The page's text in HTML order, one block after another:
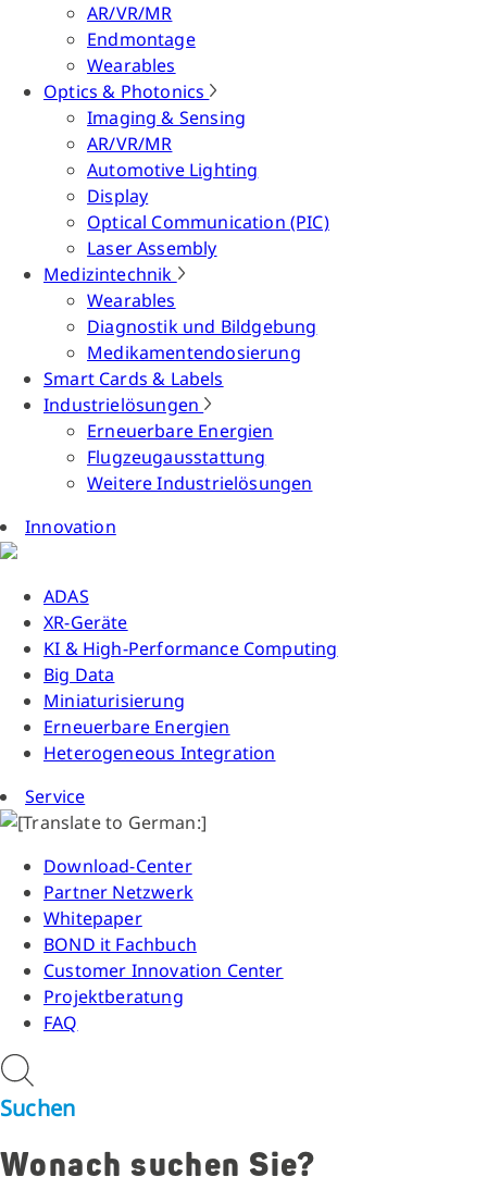
AR/VR/MR
Endmontage
Wearables
Optics & Photonics
Imaging & Sensing
AR/VR/MR
Automotive Lighting
Display
Optical Communication (PIC)
Laser Assembly
Medizintechnik
Wearables
Diagnostik und Bildgebung
Medikamentendosierung
Smart Cards & Labels
Industrielösungen
Erneuerbare Energien
Flugzeugausstattung
Weitere Industrielösungen
Innovation
ADAS
XR-Geräte
KI & High-Performance Computing
Big Data
Miniaturisierung
Erneuerbare Energien
Heterogeneous Integration
Service
Download-Center
Partner Netzwerk
Whitepaper
BOND it Fachbuch
Customer Innovation Center
Projektberatung
FAQ
Suchen
Wonach suchen Sie?